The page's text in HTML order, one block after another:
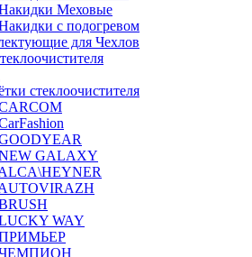
Меховые
с подогревом
для Чехлов
стеклоочистителя
GALAXY
WAY
ПРИМЬЕР
ЧЕМПИОН